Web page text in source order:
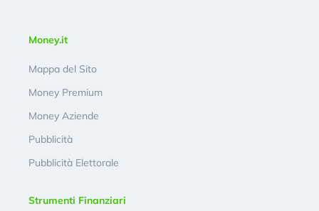
Money.it
Mappa del Sito
Money Premium
Money Aziende
Pubblicità
Pubblicità Elettorale
Strumenti Finanziari